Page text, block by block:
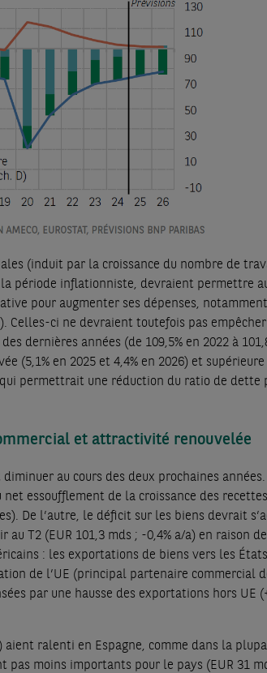
(induit par la croissance du nombre de
période inflationniste, devraient permettre
pour augmenter ses dépenses,
). Celles-ci ne devraient toutefois pas
dernières années (de 109,5% en 2022 à
(5,1% en 2025 et 4,4% en 2026) et
permettrait une réduction du ratio de dette
et attractivité renouvelée
au cours des deux prochaines années.
essoufflement de la croissance des recettes
De l’autre, le déficit sur les biens devrait
T2 (EUR 101,3 mds ; -0,4% a/a) en raison
: les exportations de biens vers les
de l’UE (principal partenaire commercial
par une hausse des exportations hors UE
ralenti en Espagne, comme dans la
moins importants pour le pays (EUR 31